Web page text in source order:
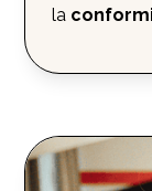
la